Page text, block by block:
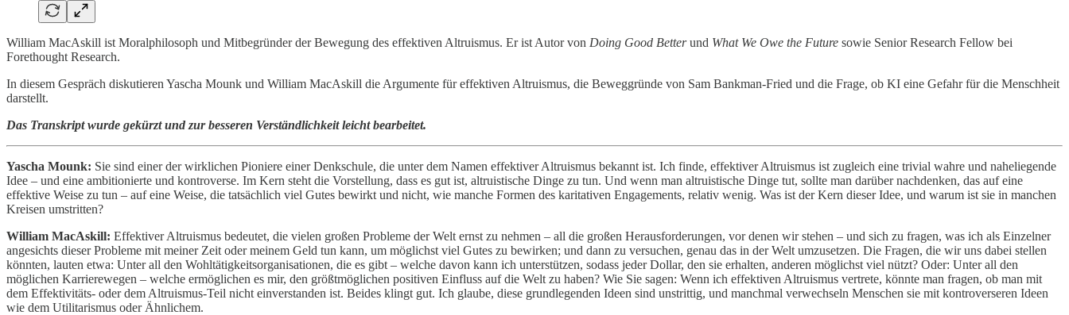
William MacAskill ist Moralphilosoph und Mitbegründer der Bewegung des effektiven Altruismus. Er ist Autor von Doing Good Betterund What We Owe the Future sowie Senior Research Fellow bei
Forethought Research.
In diesem Gespräch diskutieren Yascha Mounk und William MacAskill die Argumente für effektiven Altruismus, die Beweggründe von Sam Bankman-Fried und die Frage, ob KI eine Gefahr für die Menschheit
darstellt.
Das Transkript wurde gekürzt und zur besseren Verständlichkeit leicht bearbeitet.
Yascha Mounk: Sie sind einer der wirklichen Pioniere einer Denkschule, die unter dem Namen effektiver Altruismus bekannt ist. Ich finde, effektiver Altruismus ist zugleich eine trivial wahre und naheliegende
Idee – und eine ambitionierte und kontroverse. Im Kern steht die Vorstellung, dass es gut ist, altruistische Dinge zu tun. Und wenn man altruistische Dinge tut, sollte man darüber nachdenken, das auf eine
effektive Weise zu tun – auf eine Weise, die tatsächlich viel Gutes bewirkt und nicht, wie manche Formen des karitativen Engagements, relativ wenig. Was ist der Kern dieser Idee, und warum ist sie in manchen
Kreisen umstritten?
William MacAskill: Effektiver Altruismus bedeutet, die vielen großen Probleme der Welt ernst zu nehmen – all die großen Herausforderungen, vor denen wir stehen – und sich zu fragen, was ich als Einzelner
angesichts dieser Probleme mit meiner Zeit oder meinem Geld tun kann, um möglichst viel Gutes zu bewirken; und dann zu versuchen, genau das in der Welt umzusetzen. Die Fragen, die wir uns dabei stellen
könnten, lauten etwa: Unter all den Wohltätigkeitsorganisationen, die es gibt – welche davon kann ich unterstützen, sodass jeder Dollar, den sie erhalten, anderen möglichst viel nützt? Oder: Unter all den
möglichen Karrierewegen – welche ermöglichen es mir, den größtmöglichen positiven Einfluss auf die Welt zu haben? Wie Sie sagen: Wenn ich effektiven Altruismus vertrete, könnte man fragen, ob man mit
dem Effektivitäts- oder dem Altruismus-Teil nicht einverstanden ist. Beides klingt gut. Ich glaube, diese grundlegenden Ideen sind unstrittig, und manchmal verwechseln Menschen sie mit kontroverseren Ideen
wie dem Utilitarismus oder Ähnlichem.